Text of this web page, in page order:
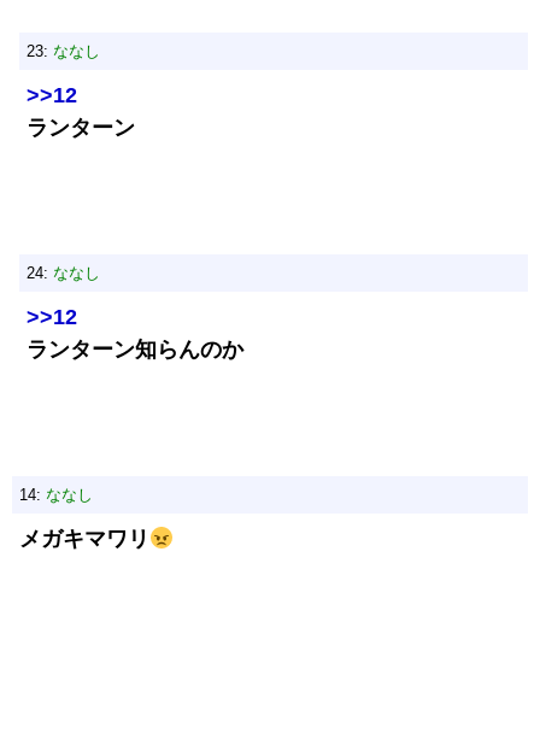
23: ななし
>>12
ランターン
24: ななし
>>12
ランターン知らんのか
14: ななし
メガキマワリ